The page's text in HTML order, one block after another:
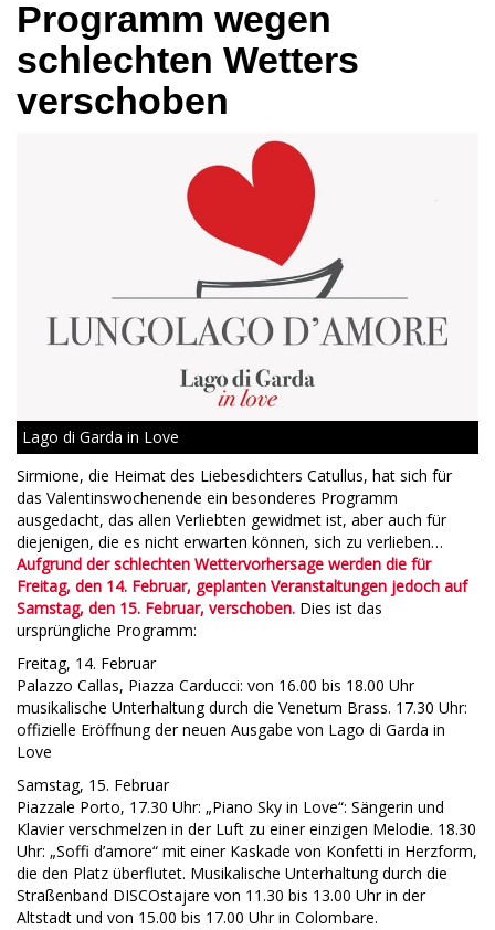
Programm wegen
schlechten Wetters
verschoben
Lago di Garda in Love
Sirmione, die Heimat des Liebesdichters Catullus, hat sich für
das Valentinswochenende ein besonderes Programm
ausgedacht, das allen Verliebten gewidmet ist, aber auch für
diejenigen, die es nicht erwarten können, sich zu verlieben…
Aufgrund der schlechten Wettervorhersage werden die für
Freitag, den 14. Februar, geplanten Veranstaltungen jedoch auf
Samstag, den 15. Februar, verschoben. Dies ist das
ursprüngliche Programm:
Freitag, 14. Februar
Palazzo Callas, Piazza Carducci: von 16.00 bis 18.00 Uhr
musikalische Unterhaltung durch die Venetum Brass. 17.30 Uhr:
offizielle Eröffnung der neuen Ausgabe von Lago di Garda in
Love
Samstag, 15. Februar
Piazzale Porto, 17.30 Uhr: „Piano Sky in Love“: Sängerin und
Klavier verschmelzen in der Luft zu einer einzigen Melodie. 18.30
Uhr: „Soffi d’amore“ mit einer Kaskade von Konfetti in Herzform,
die den Platz überflutet. Musikalische Unterhaltung durch die
Straßenband DISCOstajare von 11.30 bis 13.00 Uhr in der
Altstadt und von 15.00 bis 17.00 Uhr in Colombare.